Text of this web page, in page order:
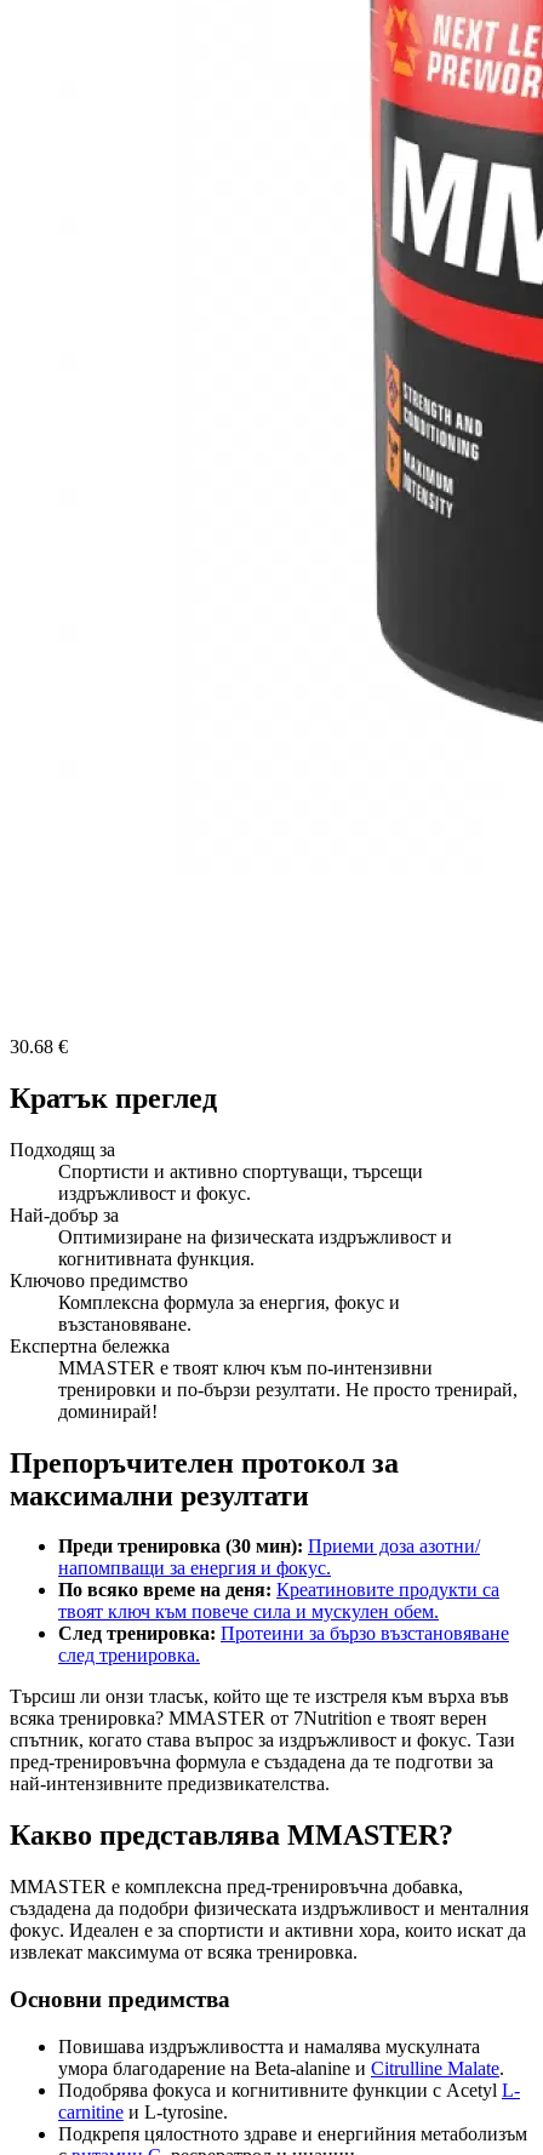
30.68 €
Кратък преглед
Подходящ за
Спортисти и активно спортуващи, търсещи
издръжливост и фокус.
Най-добър за
Оптимизиране на физическата издръжливост и
когнитивната функция.
Ключово предимство
Комплексна формула за енергия, фокус и
възстановяване.
Експертна бележка
MMASTER е твоят ключ към по-интензивни
тренировки и по-бързи резултати. Не просто тренирай,
доминирай!
Препоръчителен протокол за
максимални резултати
Преди тренировка (30 мин): Приеми доза азотни/
напомпващи за енергия и фокус.
По всяко време на деня: Креатиновите продукти са
твоят ключ към повече сила и мускулен обем.
След тренировка: Протеини за бързо възстановяване
след тренировка.
Търсиш ли онзи тласък, който ще те изстреля към върха във
всяка тренировка? MMASTER от 7Nutrition е твоят верен
спътник, когато става въпрос за издръжливост и фокус. Тази
пред-тренировъчна формула е създадена да те подготви за
най-интензивните предизвикателства.
Какво представлява MMASTER?
MMASTER е комплексна пред-тренировъчна добавка,
създадена да подобри физическата издръжливост и менталния
фокус. Идеален е за спортисти и активни хора, които искат да
извлекат максимума от всяка тренировка.
Основни предимства
Повишава издръжливостта и намалява мускулната
умора благодарение на Beta-alanine и Citrulline Malate.
Подобрява фокуса и когнитивните функции с Acetyl L-
carnitine и L-tyrosine.
Подкрепя цялостното здраве и енергийния метаболизъм